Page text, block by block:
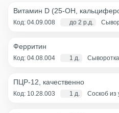
Витамин D (25-OH,
Код: 04.09.008 до 2 р.д.
Ферритин
Код: 04.08.004 1 д. Сыворотка
ПЦР-12, качественно
Код: 10.28.003 1 д.
Соскоб из